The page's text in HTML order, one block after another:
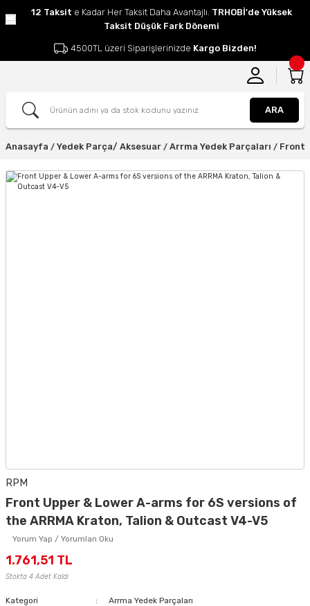
12 Taksit e Kadar Her Taksit Daha Avantajlı. TRHOBİ'de Yüksek
Taksit Düşük Fark Dönemi
4500TL üzeri Siparişlerinizde Kargo Bizden!
ARA
Anasayfa Yedek Parça/ Aksesuar Arrma Yedek Parçaları Front
RPM
Front Upper & Lower A-arms for 6S versions of
the ARRMA Kraton, Talion & Outcast V4-V5
Yorum Yap / Yorumları Oku
1.761,51 TL
Stokta 4 Adet Kaldı
Kategori
Arrma Yedek Parçaları